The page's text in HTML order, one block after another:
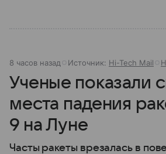
8 часов назад Источник: Hi-Tech Mail
Ученые показали
места падения
9 на Луне
Часты ракеты врезалась в